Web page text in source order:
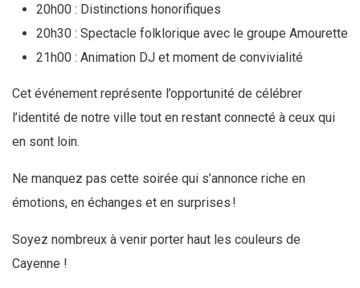
20h00 : Distinctions honorifiques
20h30 : Spectacle folklorique avec le groupe Amourette
21h00 : Animation DJ et moment de convivialité
Cet événement représente l’opportunité de célébrer
l’identité de notre ville tout en restant connecté à ceux qui
en sont loin.
Ne manquez pas cette soirée qui s’annonce riche en
émotions, en échanges et en surprises !
Soyez nombreux à venir porter haut les couleurs de
Cayenne !